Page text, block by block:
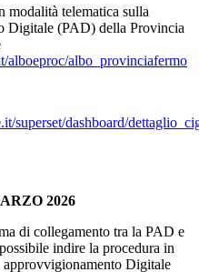
modalità telematica sulla
Digitale (PAD) della Provincia
alboeproc/albo_provinciafermo
superset/dashboard/
2026
di collegamento tra la PAD e
indire la procedura in
Digitale